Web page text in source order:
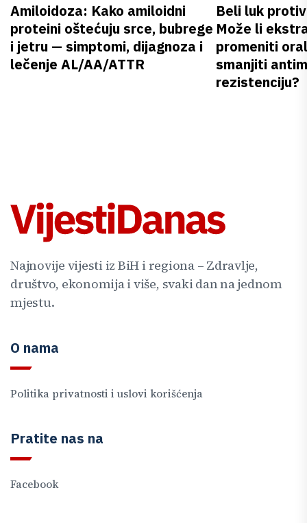
Amiloidoza: Kako amiloidni
proteini oštećuju srce, bubrege
i jetru — simptomi, dijagnoza i
lečenje AL/AA/ATTR
Beli luk
Može li
promeniti
smanjiti
rezistenciju?
Najnovije vijesti iz BiH i regiona – Zdravlje,
društvo, ekonomija i više, svaki dan na jednom
mjestu.
O nama
Politika privatnosti i uslovi korišćenja
Pratite nas na
Facebook